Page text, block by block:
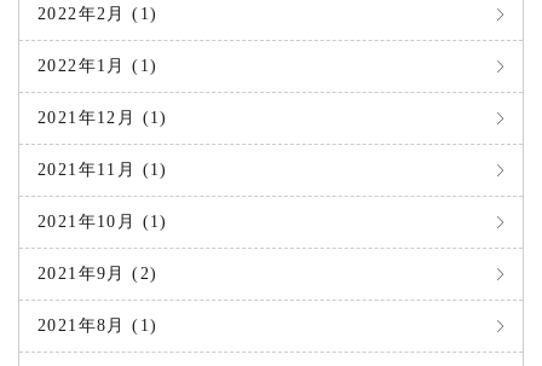
2022年2月 (1)
2022年1月 (1)
2021年12月 (1)
2021年11月 (1)
2021年10月 (1)
2021年9月 (2)
2021年8月 (1)